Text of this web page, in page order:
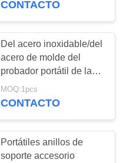
CONTACTO
Del acero inoxidable/del
acero de molde del
probador portátil de la
dureza del dispositivo
de la HB HS de la ayuda
MOQ:1pcs
CONTACTO
Portátiles anillos de
soporte accesorio